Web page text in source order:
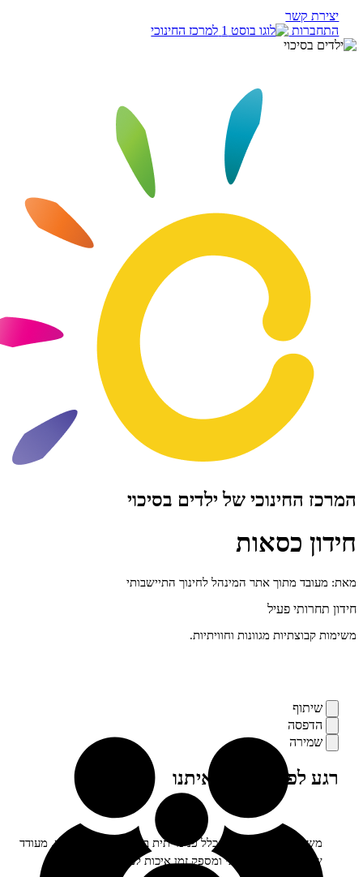
למרכז החינוכי
של ילדים בסיכוי
כסאות
מתוך אתר המינהל לחינוך התיישבותי
פעיל
מגוונות וחוויתיות.
מילה מאיתנו
לפעילות כלל פנימייתית בקיץ או בימי חופשה, מעודד
פעולה קבוצתי ומספק זמן איכות לכל המשתתפים